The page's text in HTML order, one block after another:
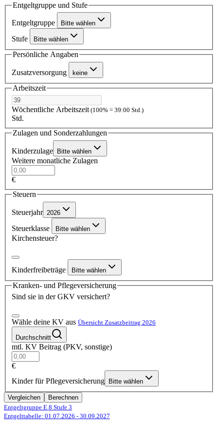
Entgeltgruppe und Stufe
Entgeltgruppe Bitte wählen
Stufe Bitte wählen
Persönliche Angaben
Zusatzversorgung keine
Arbeitszeit
Wöchentliche Arbeitszeit(100% = 39:00 Std.)
Std.
Zulagen und Sonderzahlungen
Kinderzulage Bitte wählen
Weitere monatliche Zulagen
€
Steuern
Steuerjahr 2026
Steuerklasse Bitte wählen
Kirchensteuer?
Kinderfreibeträge Bitte wählen
Kranken- und Pflegeversicherung
Sind sie in der GKV versichert?
Wähle deine KV aus Übersicht Zusatzbeitrag 2026
Durchschnitt
mtl. KV Beitrag (PKV, sonstige)
€
Kinder für Pflegeversicherung
Bitte wählen
Vergleichen
Berechnen
Entgeltgruppe E 8 Stufe 3
Entgelttabelle: 01.07.2026 - 30.09.2027